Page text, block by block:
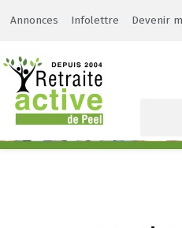
Annonces Infolettre Devenir